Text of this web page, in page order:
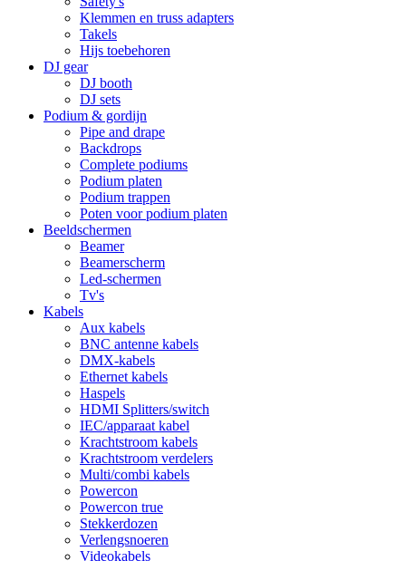
Klemmen en truss adapters
Takels
Hijs toebehoren
DJ gear
DJ booth
DJ sets
Podium & gordijn
Pipe and drape
Backdrops
Complete podiums
Podium platen
Podium trappen
Poten voor podium platen
Beeldschermen
Beamer
Beamerscherm
Led-schermen
Tv's
Kabels
Aux kabels
BNC antenne kabels
DMX-kabels
Ethernet kabels
Haspels
HDMI Splitters/switch
IEC/apparaat kabel
Krachtstroom kabels
Krachtstroom verdelers
Multi/combi kabels
Powercon
Powercon true
Stekkerdozen
Verlengsnoeren
Videokabels